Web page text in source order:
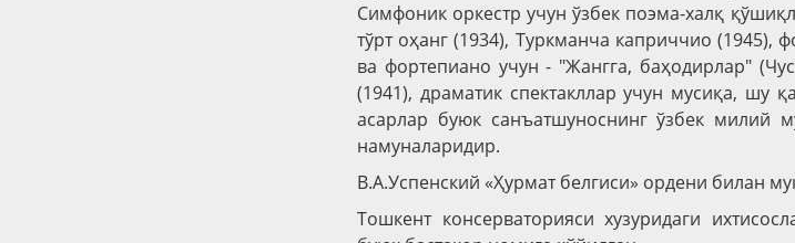
Симфоник оркестр учун ўзбек поэма-халқ
тўрт оҳанг (1934), Туркманча каприччио (1945),
ва фортепиано учун - "Жангга, баҳодирлар"
(1941), драматик спектакллар учун мусиқа, шу
асарлар буюк санъатшуноснинг ўзбек милий
намуналаридир.
В.А.Успенский «Ҳурмат белгиси» ордени билан
Тошкент консерваторияси хузуридаги